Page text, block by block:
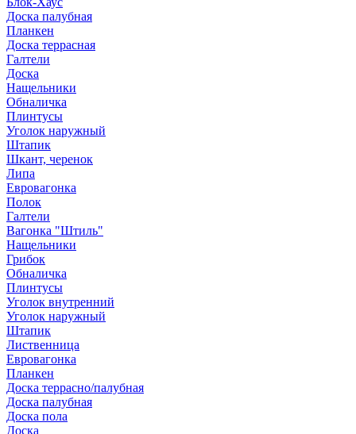
Доска палубная
Планкен
Доска террасная
Галтели
Доска
Нащельники
Обналичка
Плинтусы
Уголок наружный
Штапик
Шкант, черенок
Липа
Евровагонка
Полок
Галтели
Вагонка "Штиль"
Нащельники
Грибок
Обналичка
Плинтусы
Уголок внутренний
Уголок наружный
Штапик
Лиственница
Евровагонка
Планкен
Доска террасно/палубная
Доска палубная
Доска пола
Доска